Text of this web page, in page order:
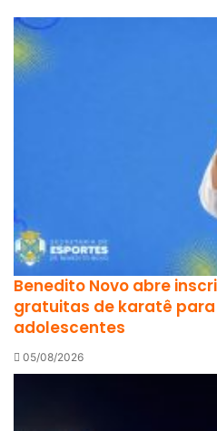
Benedito Novo abre
gratuitas de karatê
adolescentes
05/08/2026